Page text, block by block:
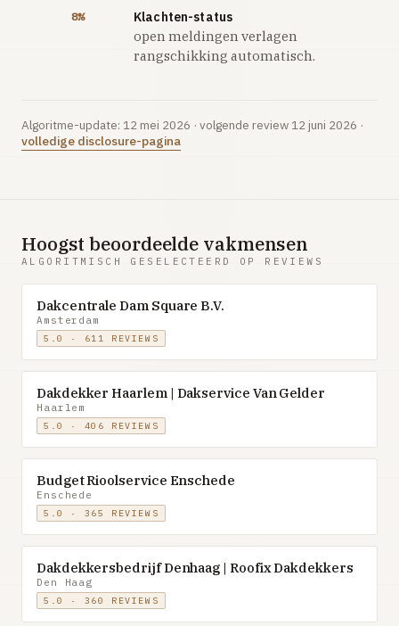
8% Klachten-status
open meldingen verlagen
rangschikking automatisch.
Algoritme-update: 12 mei 2026 · volgende review 12 juni 2026 ·
volledige disclosure-pagina
Hoogst beoordeelde vakmensen
ALGORITMISCH GESELECTEERD OP REVIEWS
Dakcentrale Dam Square B.V.
Amsterdam
5.0 · 611 REVIEWS
Dakdekker Haarlem | Dakservice Van Gelder
Haarlem
5.0 · 406 REVIEWS
Budget Rioolservice Enschede
Enschede
5.0 · 365 REVIEWS
Dakdekkersbedrijf Denhaag | Roofix Dakdekkers
Den Haag
5.0 · 360 REVIEWS